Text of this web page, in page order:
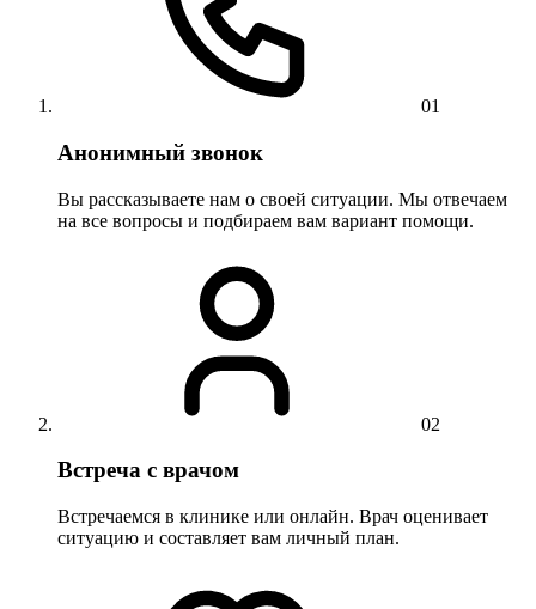
01
Анонимный звонок
Вы рассказываете нам о своей ситуации. Мы отвечаем
на все вопросы и подбираем вам вариант помощи.
02
Встреча с врачом
Встречаемся в клинике или онлайн. Врач оценивает
ситуацию и составляет вам личный план.